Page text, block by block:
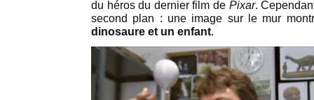
du héros du dernier film de Pixar.
second plan : une image sur le mur
dinosaure et un enfant.